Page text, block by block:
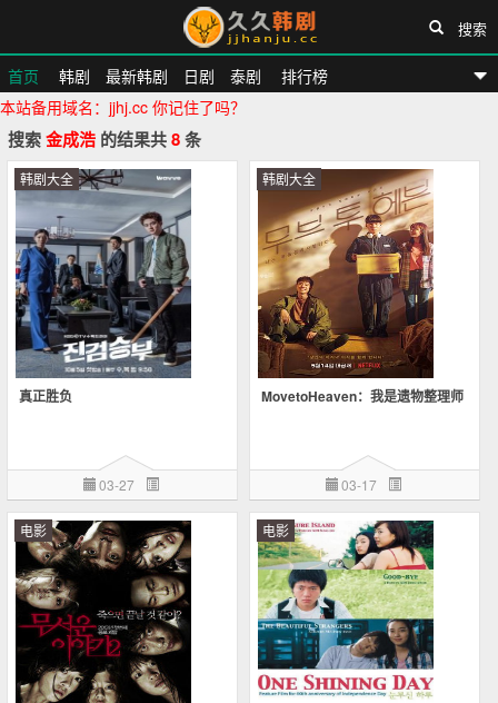
久久韩剧网
首页 韩剧 最新韩剧 日剧 泰剧 排行榜
搜索
本站备用域名：jjhj.cc 你记住了吗？
搜索金成浩 的结果共8条
韩剧大全
真正胜负
03-27
韩剧大全
MovetoHeaven：我是遗物整理师
03-17
电影 电影